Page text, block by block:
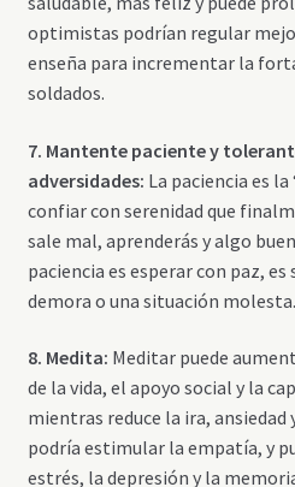
optimistas podrían regular
enseña para incrementar la
soldados.
7. Mantente paciente y
adversidades: La paciencia es la
confiar con serenidad que
sale mal, aprenderás y algo
paciencia es esperar con paz,
demora o una situación molesta.
8. Medita: Meditar puede
de la vida, el apoyo social y la
mientras reduce la ira,
podría estimular la empatía, y
estrés, la depresión y la